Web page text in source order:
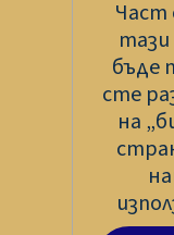
Част
бъде
сте
на